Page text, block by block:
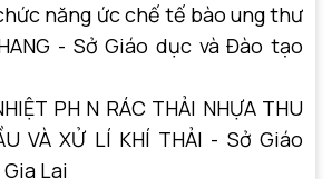
năng ức chế tế bào ung thư
- Sở Giáo dục và Đào tạo
PH N RÁC THẢI NHỰA THU
VÀ XỬ LÍ KHÍ THẢI - Sở Giáo
Lai